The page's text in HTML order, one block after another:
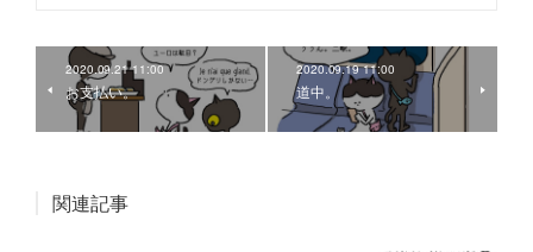
2020.09.21 11:00
お支払い。
2020.09.19 11:00
道中。
関連記事